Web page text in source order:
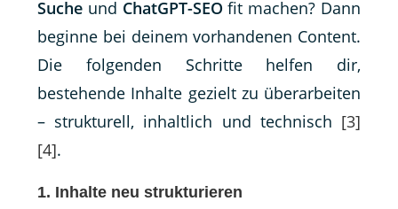
Suche und ChatGPT-SEO fit machen? Dann
beginne bei deinem vorhandenen Content.
Die folgenden Schritte helfen dir,
bestehende Inhalte gezielt zu überarbeiten
– strukturell, inhaltlich und technisch [3]
[4].
1. Inhalte neu strukturieren